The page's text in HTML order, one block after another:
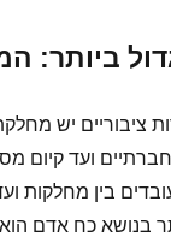
ביותר:
ציבוריים יש
ועד קיום
בין מחלקות
בנושא כח אדם